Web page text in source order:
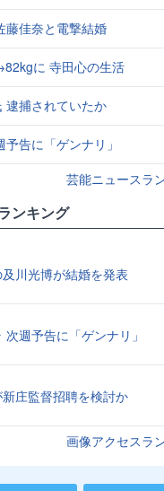
藤佳奈と電撃結婚
に 寺田心の生活
逮捕されていたか
告に「ゲンナリ」
芸能ニュースラ
ンキング
川光博が結婚を発表
次週予告に「ゲンナリ」
庄監督招聘を検討か
画像アクセスラ